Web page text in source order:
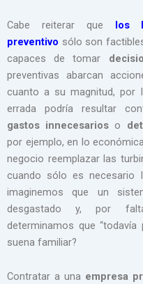
Cabe reiterar que los
preventivo sólo son
capaces de tomar
preventivas abarcan
cuanto a su magnitud, por
errada podría resultar
gastos innecesarios o
por ejemplo, en lo
negocio reemplazar las
cuando sólo es necesario
imaginemos que un
desgastado y, por
determinamos que
suena familiar?
Contratar a una empresa